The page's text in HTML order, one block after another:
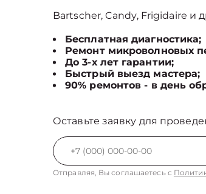
Bartscher, Candy, Frigidaire и
Бесплатная диагностика;
Ремонт микроволновых
До 3-х лет гарантии;
Быстрый выезд мастера;
90% ремонтов - в день
Оставьте заявку для
Отправляя, Вы соглашаетесь с